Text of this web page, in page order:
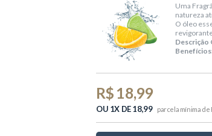
Uma
natureza
O óleo
Descrição
R$ 18,99
OU 1X DE 18,99 parcela mínima de